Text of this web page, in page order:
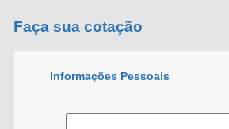
Faça sua cotação
Informações Pessoais